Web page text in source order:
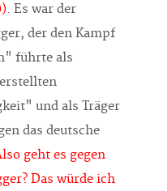
. Es war der
der den Kampf
führte als
und als Träger
das deutsche
geht es gegen
Das würde ich